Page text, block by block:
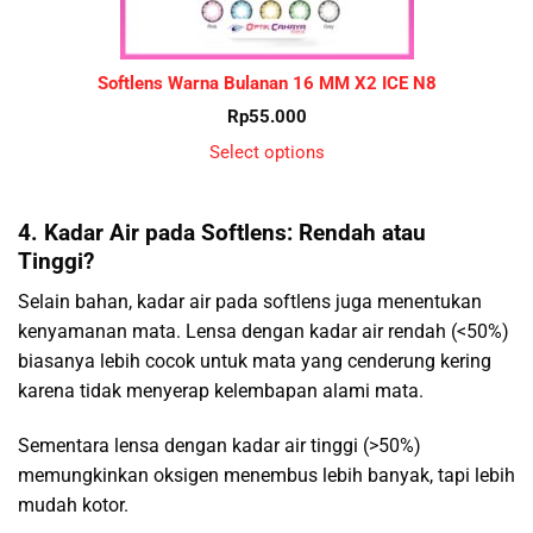
Softlens Warna Bulanan 16 MM X2 ICE N8
Rp55.000
Select options
4. Kadar Air pada Softlens: Rendah atau
Tinggi?
Selain bahan, kadar air pada softlens juga menentukan
kenyamanan mata. Lensa dengan kadar air rendah (<50%)
biasanya lebih cocok untuk mata yang cenderung kering
karena tidak menyerap kelembapan alami mata.
Sementara lensa dengan kadar air tinggi (>50%)
memungkinkan oksigen menembus lebih banyak, tapi lebih
mudah kotor.